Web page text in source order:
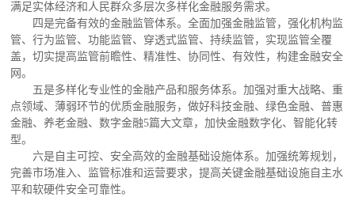
满足实体经济和人民群众多层次多样化金融服务需求。
四是完备有效的金融监管体系。全面加强金融监管，强化机构监
管、行为监管、功能监管、穿透式监管、持续监管，实现监管全覆
盖，切实提高监管前瞻性、精准性、协同性、有效性，构建金融安全
网。
五是多样化专业性的金融产品和服务体系。加强对重大战略、重
点领域、薄弱环节的优质金融服务，做好科技金融、绿色金融、普惠
金融、养老金融、数字金融5篇大文章，加快金融数字化、智能化转
型。
六是自主可控、安全高效的金融基础设施体系。加强统筹规划，
完善市场准入、监管标准和运营要求，提高关键金融基础设施自主水
平和软硬件安全可靠性。